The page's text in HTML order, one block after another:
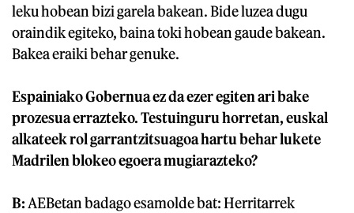
leku hobean bizi garela bakean. Bide luzea dugu
oraindik egiteko, baina toki hobean gaude bakean.
Bakea eraiki behar genuke.
Espainiako Gobernua ez da ezer egiten ari bake
prozesua errazteko. Testuinguru horretan, euskal
alkateek rol garrantzitsuagoa hartu behar lukete
Madrilen blokeo egoera mugiarazteko?
B: AEBetan badago esamolde bat: Herritarrek